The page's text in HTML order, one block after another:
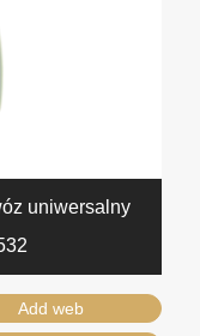
uniwersalny
Add web